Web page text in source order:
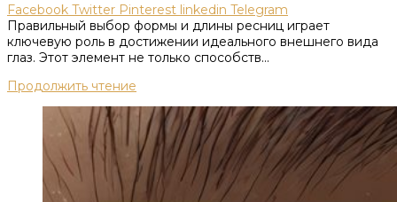
Facebook Twitter Pinterest linkedin Telegram
Правильный выбор формы и длины ресниц играет
ключевую роль в достижении идеального внешнего вида
глаз. Этот элемент не только способств...
Продолжить чтение